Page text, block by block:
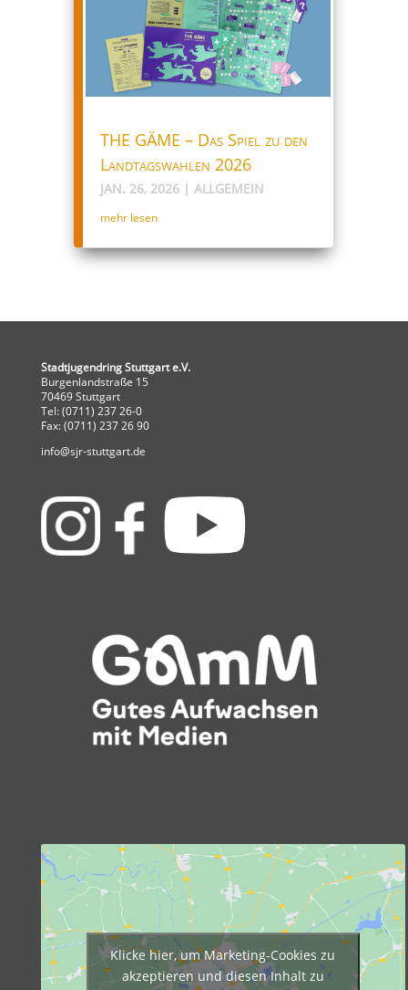
THE GÄME – Das Spiel zu den
Landtagswahlen 2026
JAN. 26, 2026| ALLGEMEIN
mehr lesen
Stadtjugendring Stuttgart e.V.
Burgenlandstraße 15
70469 Stuttgart
Tel: (0711) 237 26-0
Fax: (0711) 237 26 90
info@sjr-stuttgart.de
Klicke hier, um Marketing-Cookies zu
akzeptieren und diesen Inhalt zu